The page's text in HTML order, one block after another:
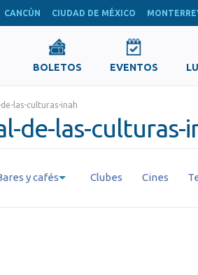
CANCÚN CIUDAD DE MÉXICO
BOLETOS EVENTOS
las-culturas-inah
de-las-culturas-
y cafés Clubes Cines